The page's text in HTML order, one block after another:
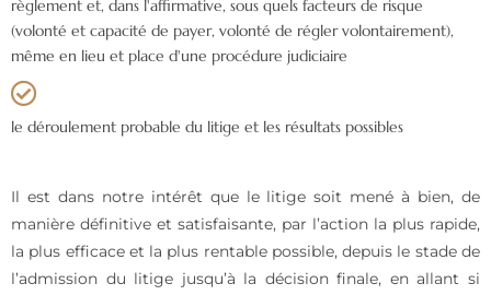
règlement et, dans l'affirmative, sous quels facteurs de risque
(volonté et capacité de payer, volonté de régler volontairement),
même en lieu et place d'une procédure judiciaire
le déroulement probable du litige et les résultats possibles
Il est dans notre intérêt que le litige soit mené à bien, de
manière définitive et satisfaisante, par l’action la plus rapide,
la plus efficace et la plus rentable possible, depuis le stade de
l’admission du litige jusqu’à la décision finale, en allant si